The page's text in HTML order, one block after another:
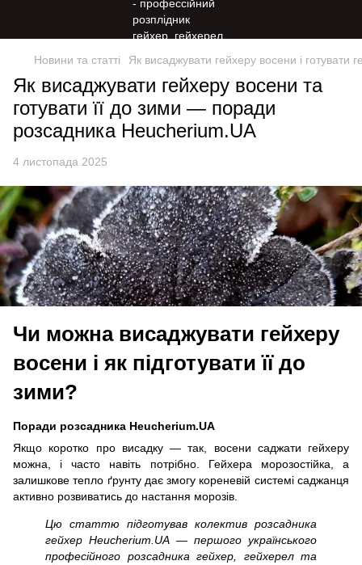
Новини та статті Як висаджувати гейхеру восени і
Як висаджувати гейхеру восени та
готувати її до зими — поради
розсадника Heucherium.UA
4 листопада 2025
Чи можна висаджувати гейхеру
восени і як підготувати її до
зими?
Поради розсадника Heucherium.UA
Якщо коротко про висадку — так, восени саджати гейхеру
можна, і часто навіть потрібно. Гейхера морозостійка, а
залишкове тепло ґрунту дає змогу кореневій системі саджанця
активно розвиватись до настання морозів.
Цю статтю підготував колектив розсадника
гейхер Heucherium.UA — першого українського
професійного розсадника гейхер, гейхерел та